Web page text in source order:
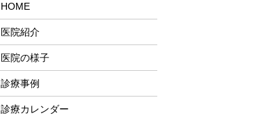
HOME
医院紹介
医院の様子
診療事例
診療カレンダー